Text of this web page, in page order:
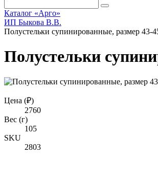
Каталог «Арго»
ИП Быкова В.В.
Полустельки супинированные, размер 43-
Полустельки
Цена (₽)
2760
Вес (г)
105
SKU
2803